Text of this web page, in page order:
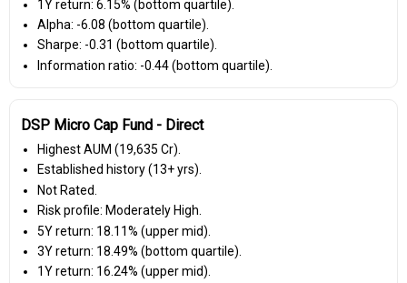
1Y return: 6.15% (bottom quartile).
Alpha: -6.08 (bottom quartile).
Sharpe: -0.31 (bottom quartile).
Information ratio: -0.44 (bottom quartile).
DSP Micro Cap Fund - Direct
Highest AUM (₹19,635 Cr).
Established history (13+ yrs).
Not Rated.
Risk profile: Moderately High.
5Y return: 18.11% (upper mid).
3Y return: 18.49% (bottom quartile).
1Y return: 16.24% (upper mid).